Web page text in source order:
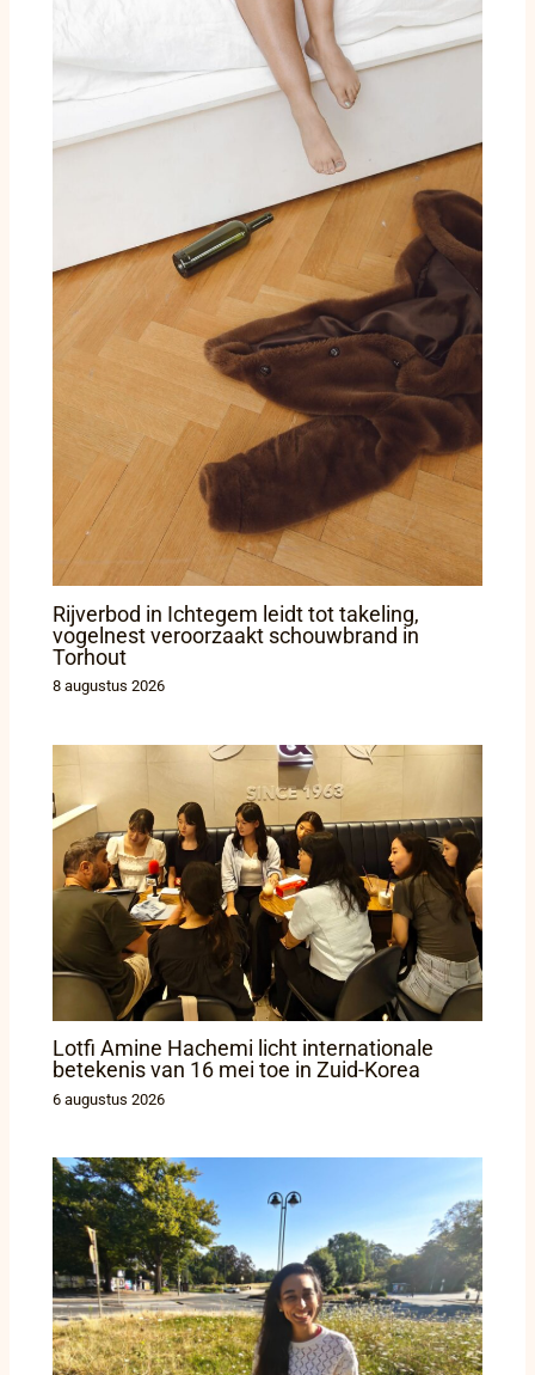
Rijverbod in Ichtegem leidt tot takeling,
vogelnest veroorzaakt schouwbrand in
Torhout
8 augustus 2026
Lotfi Amine Hachemi licht internationale
betekenis van 16 mei toe in Zuid-Korea
6 augustus 2026